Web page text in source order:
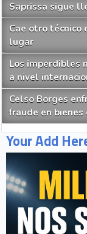
Saprissa sigue
Cae otro técnico
lugar
Los imperdibles
a nivel
Celso Borges
fraude en bienes
Your Add